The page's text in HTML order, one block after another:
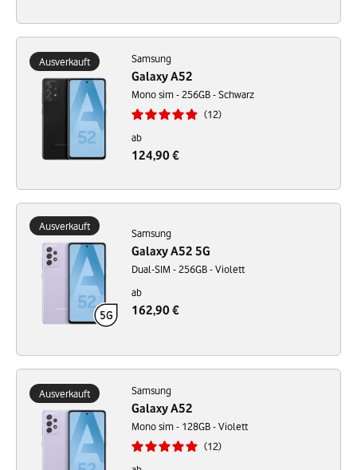
Ausverkauft Samsung
Galaxy A52
Mono sim - 256GB - Schwarz
12
ab
124,90 €
Ausverkauft
Samsung
Galaxy A52 5G
Dual-SIM - 256GB - Violett
ab
162,90 €
Ausverkauft Samsung
Galaxy A52
Mono sim - 128GB - Violett
12